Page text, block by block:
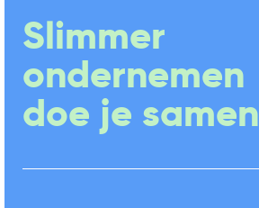
Slimmer
ondernemen
doe je samen